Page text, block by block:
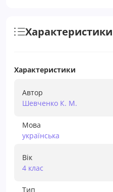
Характеристики
Характеристики
Автор
Шевченко К. М.
Мова
українська
Вік
4 клас
Тип